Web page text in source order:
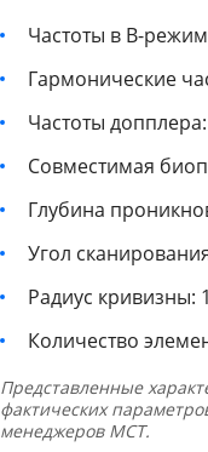
Частоты в B-
Гармонические
Частоты
Совместимая
Глубина
Угол
Радиус кривизны:
Количество
Представленные
фактических
менеджеров МСТ.